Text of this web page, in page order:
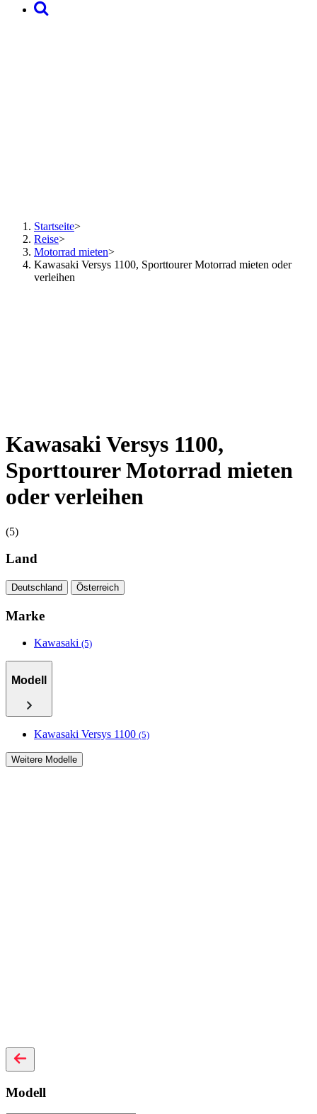
Startseite>
Reise>
Motorrad mieten>
Kawasaki Versys 1100, Sporttourer Motorrad mieten oder
verleihen
Kawasaki Versys 1100,
Sporttourer Motorrad mieten
oder verleihen
(5)
Land
Deutschland Österreich
Marke
Kawasaki (5)
Modell
Kawasaki Versys 1100 (5)
Weitere Modelle
Modell